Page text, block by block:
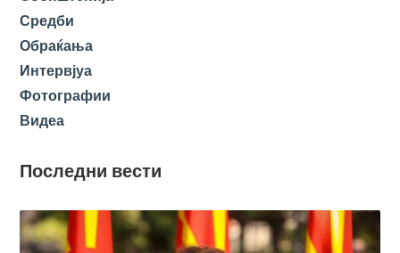
Средби
Обраќања
Интервјуа
Фотографии
Видеа
Последни вести